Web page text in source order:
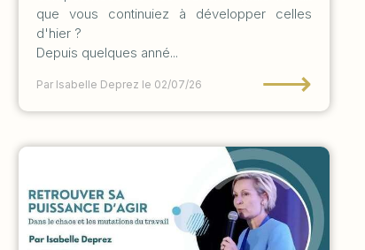
que vous continuiez à développer celles
d'hier ?
Depuis quelques anné...
Par Isabelle Deprez le 02/07/26 ⟶